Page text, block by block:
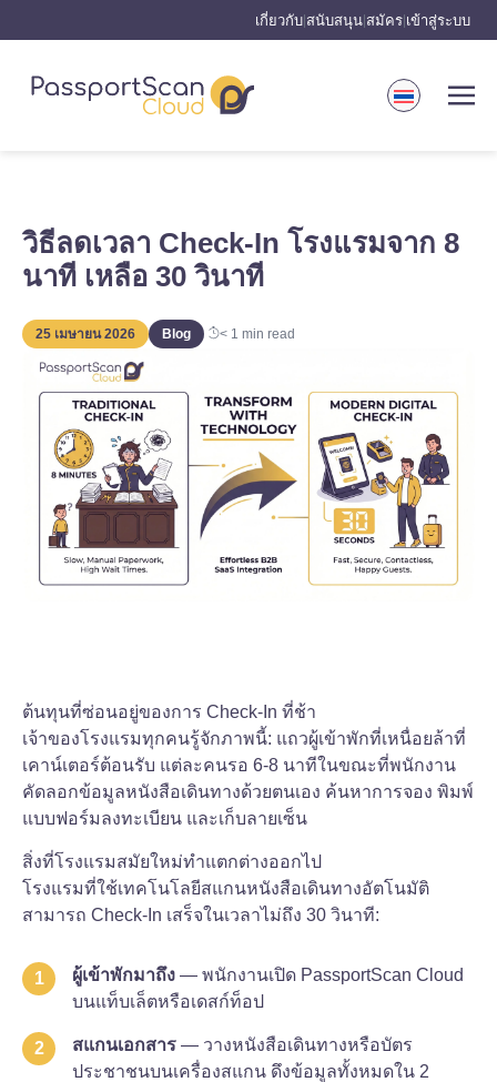
เกี่ยวกับ สนับสนุน สมัคร เข้าสู่ระบบ
วิธีลดเวลา Check-In โรงแรมจาก 8
นาที เหลือ 30 วินาที
25 เมษายน 2026 Blog < 1 min read
ต้นทุนที่ซ่อนอยู่ของการ Check-In ที่ช้า
เจ้าของโรงแรมทุกคนรู้จักภาพนี้: แถวผู้เข้าพักที่เหนื่อยล้าที่
เคาน์เตอร์ต้อนรับ แต่ละคนรอ 6-8 นาทีในขณะที่พนักงาน
คัดลอกข้อมูลหนังสือเดินทางด้วยตนเอง ค้นหาการจอง พิมพ์
แบบฟอร์มลงทะเบียน และเก็บลายเซ็น
สิ่งที่โรงแรมสมัยใหม่ทำแตกต่างออกไป
โรงแรมที่ใช้เทคโนโลยีสแกนหนังสือเดินทางอัตโนมัติ
สามารถ Check-In เสร็จในเวลาไม่ถึง 30 วินาที:
ผู้เข้าพักมาถึง — พนักงานเปิด PassportScan Cloud
บนแท็บเล็ตหรือเดสก์ท็อป
สแกนเอกสาร — วางหนังสือเดินทางหรือบัตร
ประชาชนบนเครื่องสแกน ดึงข้อมูลทั้งหมดใน 2